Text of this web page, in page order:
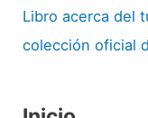
Libro acerca del
colección oficial